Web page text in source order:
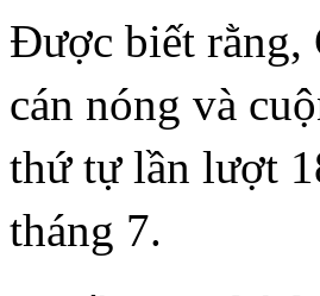
Được biết rằng,
cán nóng và
thứ tự lần lượt
tháng 7.